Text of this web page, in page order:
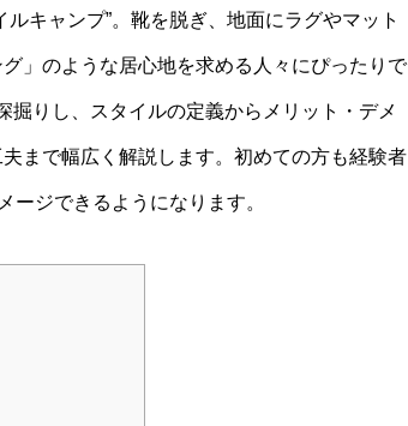
キャンプ”。靴を脱ぎ、地面にラグやマット
」のような居心地を求める人々にぴったりで
りし、スタイルの定義からメリット・デメ
まで幅広く解説します。初めての方も経験者
ージできるようになります。